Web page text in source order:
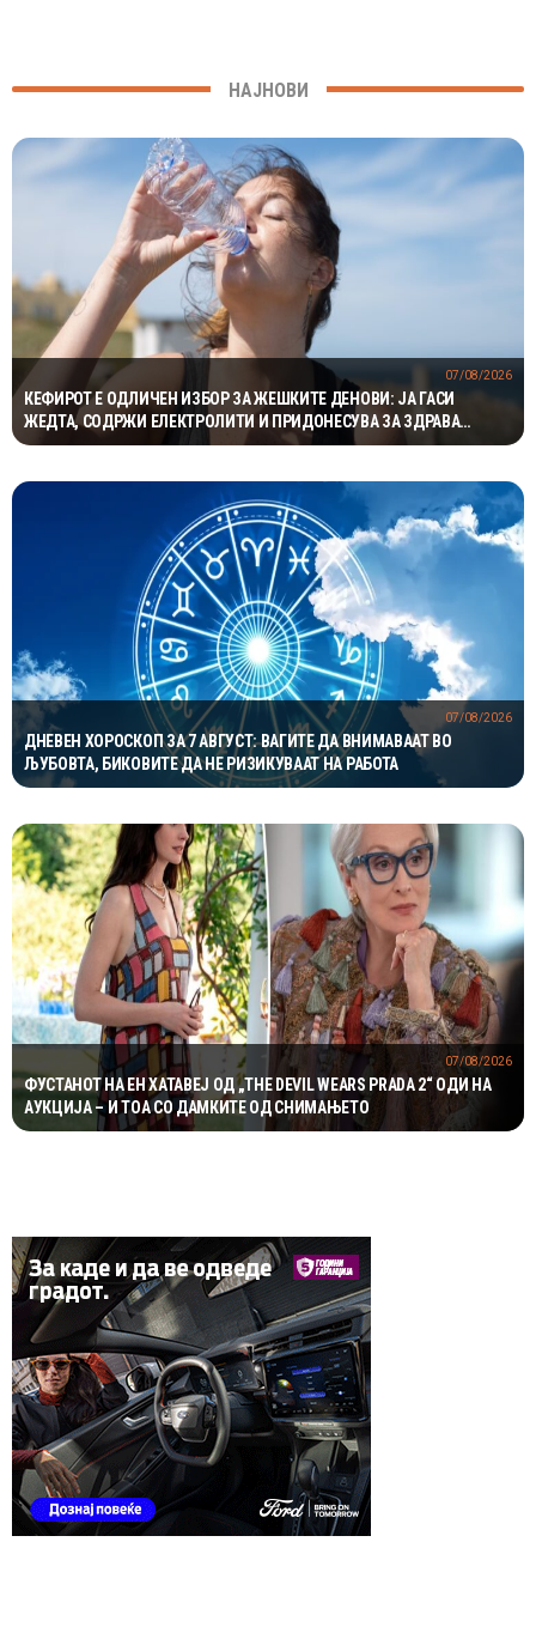
НАЈНОВИ
КЕФИРОТ Е ОДЛИЧЕН ИЗБОР ЗА ЖЕШКИТЕ ДЕНОВИ: ЈА ГАСИ
ЖЕДТА, СОДРЖИ ЕЛЕКТРОЛИТИ И ПРИДОНЕСУВА ЗА ЗДРАВА
ДИГЕСТИЈА
07/08/2026
ДНЕВЕН ХОРОСКОП ЗА 7 АВГУСТ: ВАГИТЕ ДА ВНИМАВААТ ВО
ЉУБОВТА, БИКОВИТЕ ДА НЕ РИЗИКУВААТ НА РАБОТА
07/08/2026
ФУСТАНОТ НА ЕН ХАТАВЕЈ ОД „THE DEVIL WEARS PRADA 2“ ОДИ НА
АУКЦИЈА – И ТОА СО ДАМКИТЕ ОД СНИМАЊЕТО
07/08/2026